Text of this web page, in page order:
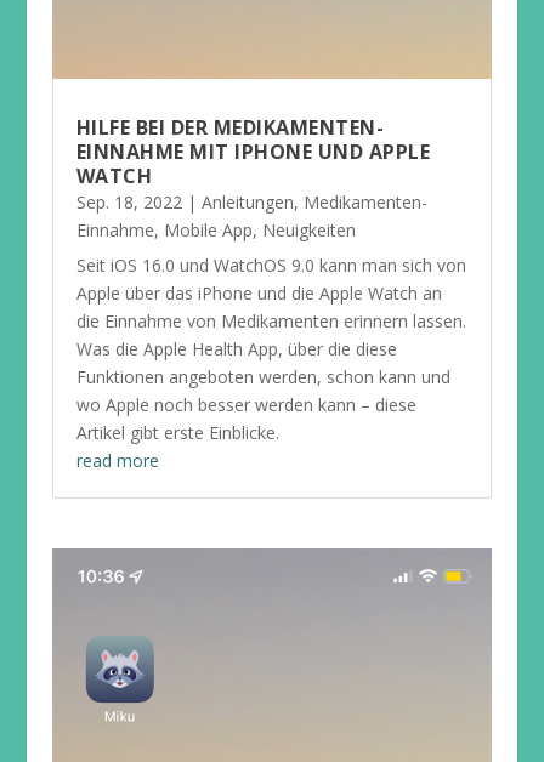
HILFE BEI DER MEDIKAMENTEN-
EINNAHME MIT IPHONE UND APPLE
WATCH
Sep. 18, 2022| Anleitungen, Medikamenten-
Einnahme, Mobile App, Neuigkeiten
Seit iOS 16.0 und WatchOS 9.0 kann man sich von
Apple über das iPhone und die Apple Watch an
die Einnahme von Medikamenten erinnern lassen.
Was die Apple Health App, über die diese
Funktionen angeboten werden, schon kann und
wo Apple noch besser werden kann – diese
Artikel gibt erste Einblicke.
read more